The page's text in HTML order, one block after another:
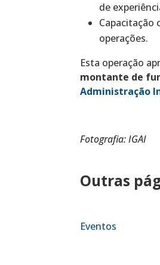
de
Capacitação
operações.
Esta operação
montante de
Administração
Fotografia: IGAI
Outras
Eventos